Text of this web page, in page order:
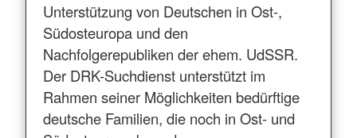
Unterstützung von Deutschen in Ost-,
Südosteuropa und den
Nachfolgerepubliken der ehem. UdSSR.
Der DRK-Suchdienst unterstützt im
Rahmen seiner Möglichkeiten bedürftige
deutsche Familien, die noch in Ost- und